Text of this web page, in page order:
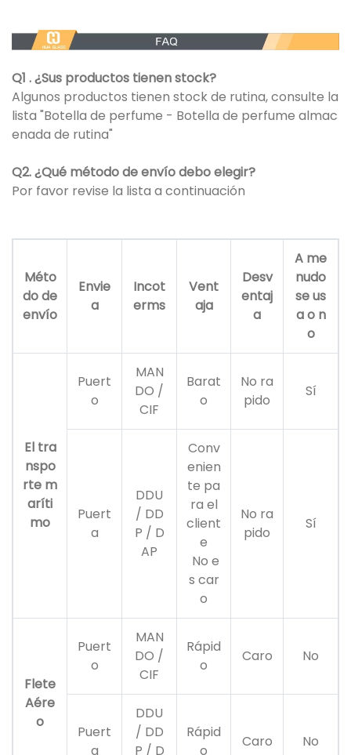
Q1 . ¿Sus productos tienen stock?
Algunos productos tienen stock de rutina, consulte la
lista "Botella de perfume - Botella de perfume almac
enada de rutina"
Q2. ¿Qué método de envío debo elegir?
Por favor revise la lista a continuación
Méto
do de
envío
Envie
a
Incot
erms
Vent
aja
Desv
entaj
a
A me
nudo
se us
a o n
o
El tra
nspo
rte m
aríti
mo
Puert
o
MAN
DO /
CIF
Barat
o
No ra
pido
Sí
Puert
a
DDU
/ DD
P / D
AP
Conv
enien
te pa
ra el
client
e
No e
s car
o
No ra
pido
Sí
Flete
Aére
o
Puert
o
MAN
DO /
CIF
Rápid
o
Caro No
Puert
a
DDU
/ DD
P / D
Rápid
o
Caro No